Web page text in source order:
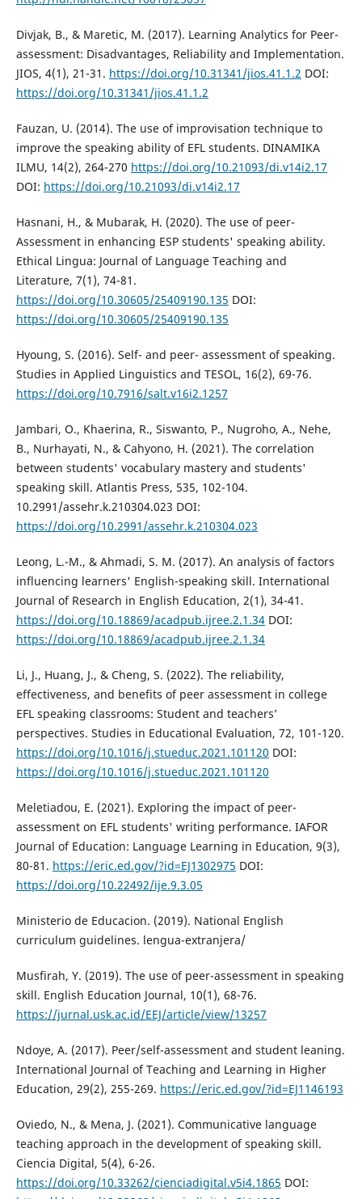
Divjak, B., & Maretic, M. (2017). Learning Analytics for Peer-
assessment: Disadvantages, Reliability and Implementation.
JIOS, 4(1), 21-31. https://doi.org/10.31341/jios.41.1.2 DOI:
https://doi.org/10.31341/jios.41.1.2
Fauzan, U. (2014). The use of improvisation technique to
improve the speaking ability of EFL students. DINAMIKA
ILMU, 14(2), 264-270 https://doi.org/10.21093/di.v14i2.17
DOI: https://doi.org/10.21093/di.v14i2.17
Hasnani, H., & Mubarak, H. (2020). The use of peer-
Assessment in enhancing ESP students' speaking ability.
Ethical Lingua: Journal of Language Teaching and
Literature, 7(1), 74-81.
https://doi.org/10.30605/25409190.135 DOI:
https://doi.org/10.30605/25409190.135
Hyoung, S. (2016). Self- and peer- assessment of speaking.
Studies in Applied Linguistics and TESOL, 16(2), 69-76.
https://doi.org/10.7916/salt.v16i2.1257
Jambari, O., Khaerina, R., Siswanto, P., Nugroho, A., Nehe,
B., Nurhayati, N., & Cahyono, H. (2021). The correlation
between students' vocabulary mastery and students'
speaking skill. Atlantis Press, 535, 102-104.
10.2991/assehr.k.210304.023 DOI:
https://doi.org/10.2991/assehr.k.210304.023
Leong, L.-M., & Ahmadi, S. M. (2017). An analysis of factors
influencing learners' English-speaking skill. International
Journal of Research in English Education, 2(1), 34-41.
https://doi.org/10.18869/acadpub.ijree.2.1.34DOI:
https://doi.org/10.18869/acadpub.ijree.2.1.34
Li, J., Huang, J., & Cheng, S. (2022). The reliability,
effectiveness, and benefits of peer assessment in college
EFL speaking classrooms: Student and teachers’
perspectives. Studies in Educational Evaluation, 72, 101-120.
https://doi.org/10.1016/j.stueduc.2021.101120 DOI:
https://doi.org/10.1016/j.stueduc.2021.101120
Meletiadou, E. (2021). Exploring the impact of peer-
assessment on EFL students' writing performance. IAFOR
Journal of Education: Language Learning in Education, 9(3),
80-81. https://eric.ed.gov/?id=EJ1302975 DOI:
https://doi.org/10.22492/ije.9.3.05
Ministerio de Educacion. (2019). National English
curriculum guidelines. lengua-extranjera/
Musfirah, Y. (2019). The use of peer-assessment in speaking
skill. English Education Journal, 10(1), 68-76.
https://jurnal.usk.ac.id/EEJ/article/view/13257
Ndoye, A. (2017). Peer/self-assessment and student leaning.
International Journal of Teaching and Learning in Higher
Education, 29(2), 255-269. https://eric.ed.gov/?id=EJ1146193
Oviedo, N., & Mena, J. (2021). Communicative language
teaching approach in the development of speaking skill.
Ciencia Digital, 5(4), 6-26.
https://doi.org/10.33262/cienciadigital.v5i4.1865 DOI: